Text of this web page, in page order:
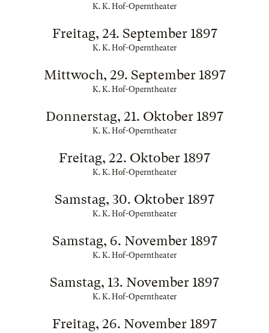
K. K. Hof-Operntheater
Freitag, 24. September 1897
K. K. Hof-Operntheater
Mittwoch, 29. September 1897
K. K. Hof-Operntheater
Donnerstag, 21. Oktober 1897
K. K. Hof-Operntheater
Freitag, 22. Oktober 1897
K. K. Hof-Operntheater
Samstag, 30. Oktober 1897
K. K. Hof-Operntheater
Samstag, 6. November 1897
K. K. Hof-Operntheater
Samstag, 13. November 1897
K. K. Hof-Operntheater
Freitag, 26. November 1897